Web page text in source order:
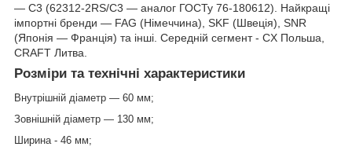
— С3 (62312-2RS/С3 — аналог ГОСТу 76-180612). Найкращі
імпортні бренди — FAG (Німеччина), SKF (Швеція), SNR
(Японія — Франція) та інші. Середній сегмент - СX Польша,
CRAFT Литва.
Розміри та технічні характеристики
Внутрішній діаметр — 60 мм;
Зовнішній діаметр — 130 мм;
Ширина - 46 мм;